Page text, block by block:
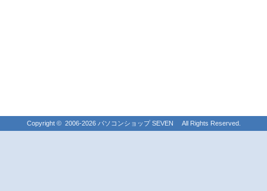
Copyright © 2006-2026パソコンショップ SEVEN All Rights Reserved.